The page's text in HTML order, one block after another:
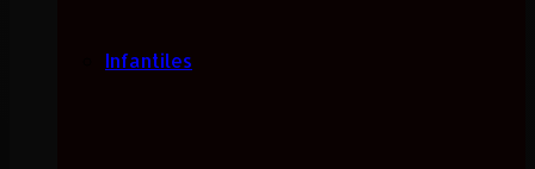
Infantiles